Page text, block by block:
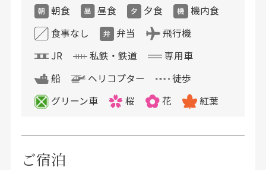
朝食 昼食 夕食
機内食
食事なし
弁当
飛行機
JR
私鉄・鉄道
専用車
船
ヘリコプター
徒歩
グリーン車
桜 花 紅葉
ご宿泊